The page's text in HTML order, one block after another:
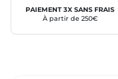
PAIEMENT 3X SANS FRAIS
À partir de 250€